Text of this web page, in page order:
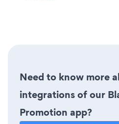
Need to know more
integrations of our
Promotion app?